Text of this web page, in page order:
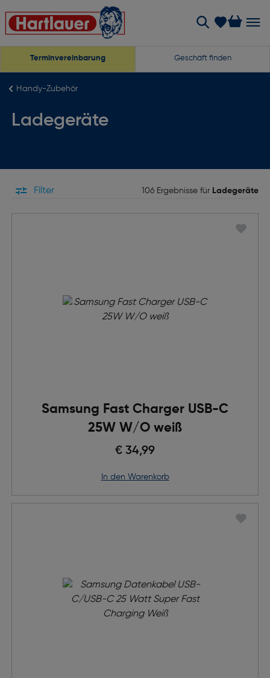
Terminvereinbarung Geschäft finden
Handy-Zubehör
Ladegeräte
Filter 106 Ergebnisse für Ladegeräte
Samsung Fast Charger USB-C
25W W/O weiß
€ 34,99
in den Warenkorb